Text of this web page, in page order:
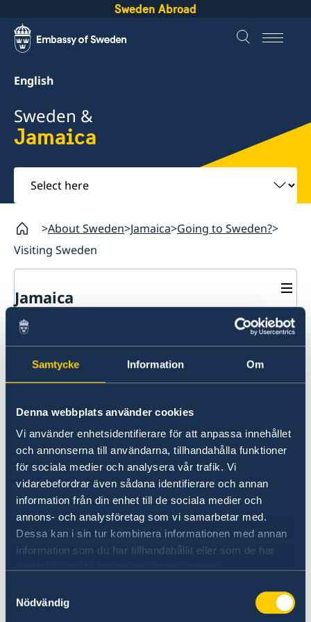
Samtycke Information Om
Denna webbplats använder cookies
Vi använder enhetsidentifierare för att anpassa innehållet
och annonserna till användarna, tillhandahålla funktioner
för sociala medier och analysera vår trafik. Vi
vidarebefordrar även sådana identifierare och annan
information från din enhet till de sociala medier och
annons- och analysföretag som vi samarbetar med.
Dessa kan i sin tur kombinera informationen med annan
information som du har tillhandahållit eller som de har
Nödvändig
Sweden Abroad
English
Sweden &
Jamaica
Select
here
About Sweden Jamaica Going to Sweden?
Visiting Sweden
Jamaica
Going to Sweden?
Visiting Sweden
Apply for a Visa
Moving to someone in Sweden
Working in Sweden
Visiting Sweden
Citizens of Jamaica need to apply for a
border. As from 1 January 2018, the Embassy of
representative for those who need a visa before
travelling to Sweden.
Visa applicants are advised to contact:
The Embassy of Belgium in Kingston: Address:
6 St. Lucia Avenue 5 Kingston, Jamaica. Tel: +1
876 754 7903, +1 876 906 7791, +1 876 906 1815.
Kingston@diplobel.fed.be